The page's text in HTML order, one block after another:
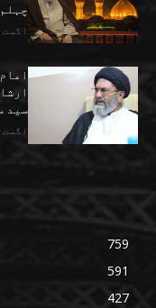
اگست 3, 2026
سید
اگست 1, 2026
759
591
427